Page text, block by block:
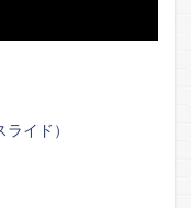
イド）